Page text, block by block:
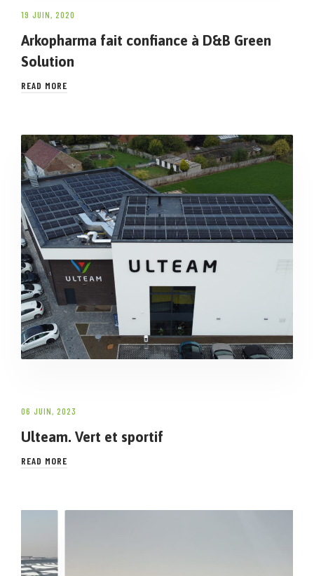
19 JUIN, 2020
Arkopharma fait confiance à D&B Green
Solution
READ MORE
06 JUIN, 2023
Ulteam. Vert et sportif
READ MORE